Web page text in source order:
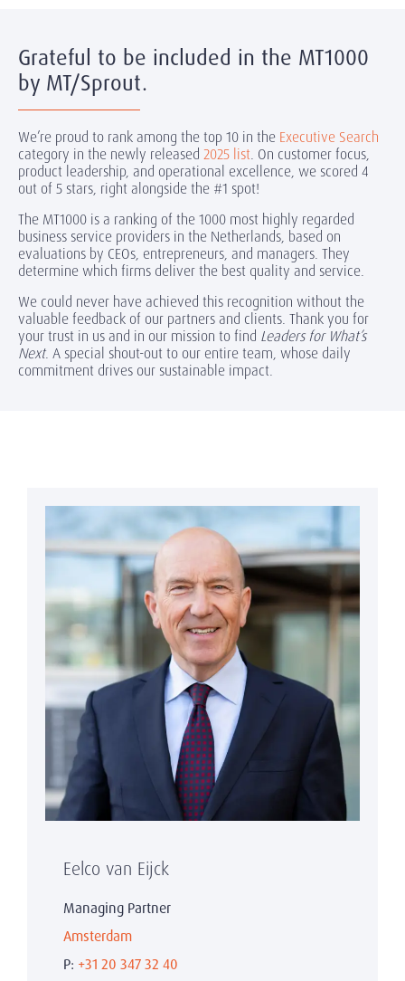
Grateful to be included in the MT1000
by MT/Sprout.
We’re proud to rank among the top 10 in the Executive Search
category in the newly released 2025 list. On customer focus,
product leadership, and operational excellence, we scored 4
out of 5 stars, right alongside the #1 spot!
The MT1000 is a ranking of the 1000 most highly regarded
business service providers in the Netherlands, based on
evaluations by CEOs, entrepreneurs, and managers. They
determine which firms deliver the best quality and service.
We could never have achieved this recognition without the
valuable feedback of our partners and clients. Thank you for
your trust in us and in our mission to find Leaders for What’s
Next. A special shout-out to our entire team, whose daily
commitment drives our sustainable impact.
Eelco van Eijck
Managing Partner
Amsterdam
P: +31 20 347 32 40